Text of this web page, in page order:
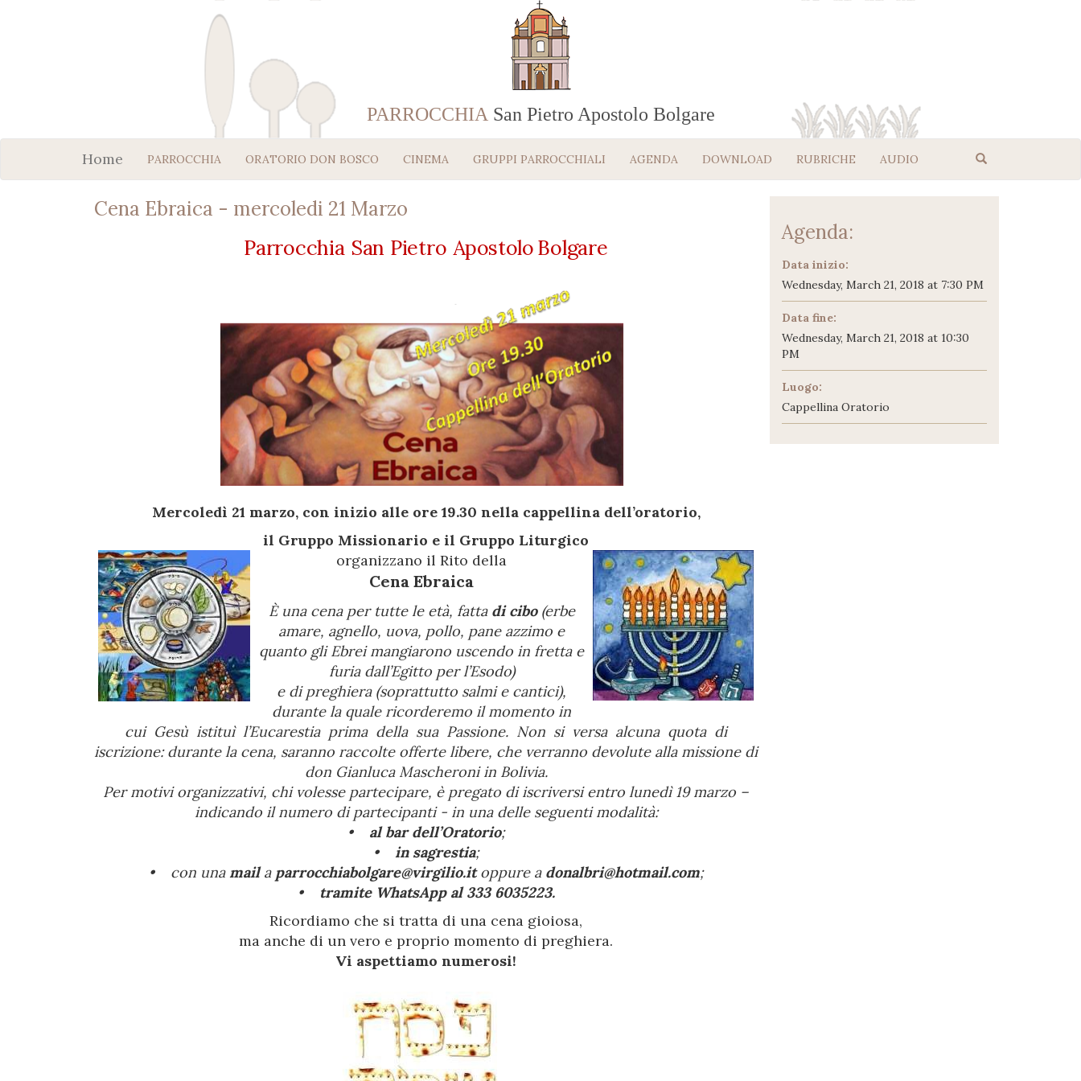
PARROCCHIA San Pietro Apostolo Bolgare
Home PARROCCHIA ORATORIO DON BOSCO CINEMA GRUPPI PARROCCHIALI AGENDA DOWNLOAD RUBRICHE AUDIO
Cena Ebraica - mercoledi 21 Marzo
Parrocchia San Pietro ApostoloBolgare
Mercoledì 21 marzo, con inizio alle ore 19.30 nella cappellina dell’oratorio,
il Gruppo Missionario e il Gruppo Liturgico
organizzano il Rito della
Cena Ebraica
È una cena per tutte le età, fatta di cibo(erbe
amare, agnello, uova, pollo, pane azzimo e
quanto gli Ebrei mangiarono uscendo in fretta e
furia dall’Egitto per l’Esodo)
e di preghiera (soprattutto salmi e cantici),
durante la quale ricorderemo il momento in
cui Gesù istituì l’Eucarestia prima della sua Passione. Non si versa alcuna quota di
iscrizione: durante la cena, saranno raccolte offerte libere, che verranno devolute alla missione di
don Gianluca Mascheroni in Bolivia.
Per motivi organizzativi, chi volesse partecipare, è pregato di iscriversi entro lunedì 19 marzo –
indicando il numero di partecipanti - in una delle seguenti modalità:
• al bar dell’Oratorio;
• in sagrestia;
• con unamaila parrocchiabolgare@virgilio.itoppure a donalbri@hotmail.com;
•
tramite WhatsApp al 333 6035223.
Ricordiamo che si tratta di una cena gioiosa,
ma anche di un vero e proprio momento di preghiera.
Vi aspettiamo numerosi!
Agenda:
Data inizio:
Wednesday, March 21, 2018 at 7:30 PM
Data fine:
Wednesday, March 21, 2018 at 10:30
PM
Luogo:
Cappellina Oratorio